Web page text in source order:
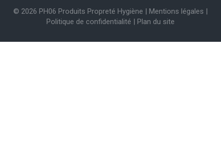
© 2026 PH06 Produits Propreté Hygiène | Mentions légales |
Politique de confidentialité | Plan du site